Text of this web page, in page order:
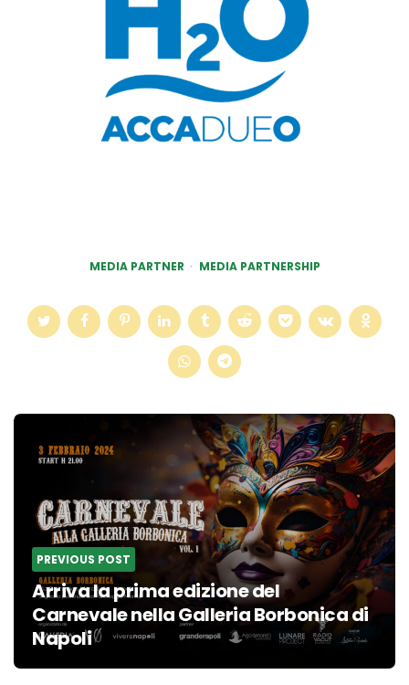
MEDIA PARTNER MEDIA PARTNERSHIP
Post
navigation
PREVIOUS POST
Arriva la prima edizione del
Carnevale nella Galleria Borbonica di
Napoli